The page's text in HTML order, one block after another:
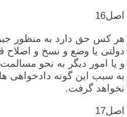
اصل‏16
هر کس‏ حق‏ دارد به‏ منظور
دولتی‏ یا وضع و نسخ‏ و اصلاح‏
و یا امور دیگر به‏ نحو
به‏ سبب‏ این‏ گونه‏ دادخواهی‏ ها
نخواهد گرفت‏.
اصل‏17